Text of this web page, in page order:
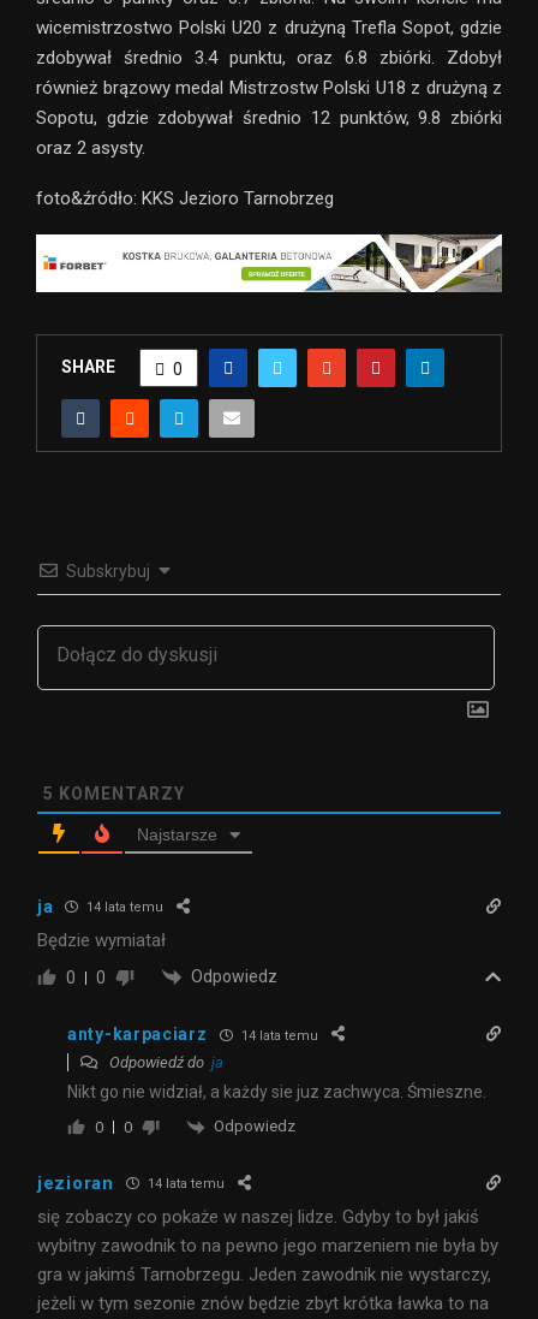
wicemistrzostwo Polski U20 z drużyną Trefla Sopot, gdzie
zdobywał średnio 3.4 punktu, oraz 6.8 zbiórki. Zdobył
również brązowy medal Mistrzostw Polski U18 z drużyną z
Sopotu, gdzie zdobywał średnio 12 punktów, 9.8 zbiórki
oraz 2 asysty.
foto&źródło: KKS Jezioro Tarnobrzeg
SHARE 0
Subskrybuj
5 KOMENTARZY
Najstarsze
ja 14 lata temu
Będzie wymiatał
0 0 Odpowiedz
anty-karpaciarz 14 lata temu
Odpowiedź do ja
Nikt go nie widział, a każdy sie juz zachwyca. Śmieszne.
0 0 Odpowiedz
jezioran 14 lata temu
się zobaczy co pokaże w naszej lidze. Gdyby to był jakiś
wybitny zawodnik to na pewno jego marzeniem nie była by
gra w jakimś Tarnobrzegu. Jeden zawodnik nie wystarczy,
jeżeli w tym sezonie znów będzie zbyt krótka ławka to na